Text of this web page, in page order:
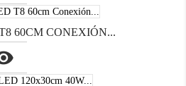
60CM CONEXIÓN...